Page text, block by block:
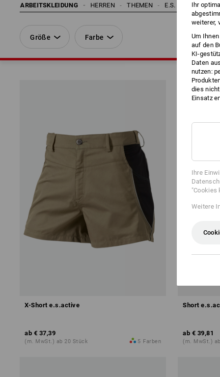
ARBEITSKLEIDUNG E.S.
THEMEN
HERREN
Größe Farbe
X-Short e.s.active
ab € 37,39
(m. MwSt.) ab 20 Stück 5 Farben
Short
ab € 39,81
(m. MwSt.)
Ihr
weiterer,
Um
auf den
KI-
Daten
nutzen:
dies
Einsatz
Ihre
"Cookies
Weitere